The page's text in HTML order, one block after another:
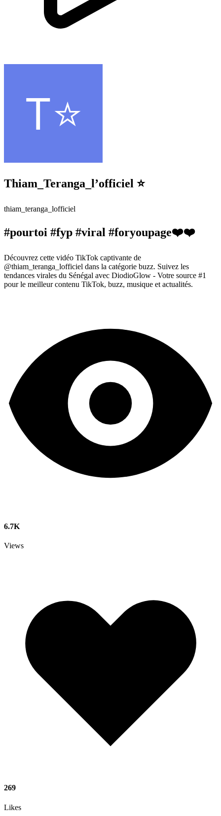
Thiam_Teranga_l’officiel ⭐️
thiam_teranga_lofficiel
#pourtoi #fyp #viral #foryoupage❤️❤️
Découvrez cette vidéo TikTok captivante de
@thiam_teranga_lofficiel dans la catégorie buzz. Suivez les
tendances virales du Sénégal avec DiodioGlow - Votre source #1
pour le meilleur contenu TikTok, buzz, musique et actualités.
6.7K
Views
269
Likes